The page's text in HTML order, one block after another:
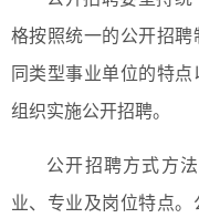
格按照统一的公开招
同类型事业单位的特
组织实施公开招聘。
公开招聘方式方
业、专业及岗位特点